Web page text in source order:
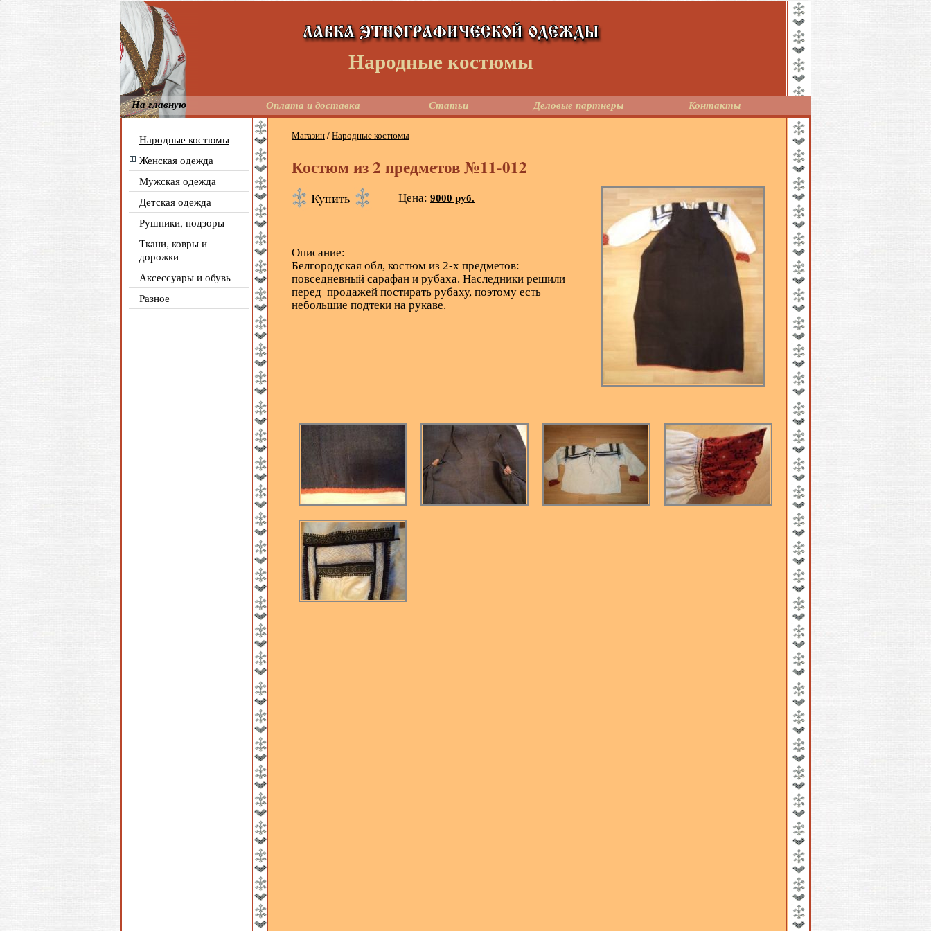
На главную
Народные костюмы
Оплата и доставка Статьи Деловые партнеры Контакты
Народные костюмы
Женская одежда
Мужская одежда
Детская одежда
Рушники, подзоры
Ткани, ковры и
дорожки
Аксессуары и обувь
Разное
Магазин/Народные костюмы
Костюм из 2 предметов №11-012
Цена: 9000 руб.
Описание:
Белгородская обл, костюм из 2-х предметов:
повседневный сарафан и рубаха. Наследники решили
перед продажей постирать рубаху, поэтому есть
небольшие подтеки на рукаве.